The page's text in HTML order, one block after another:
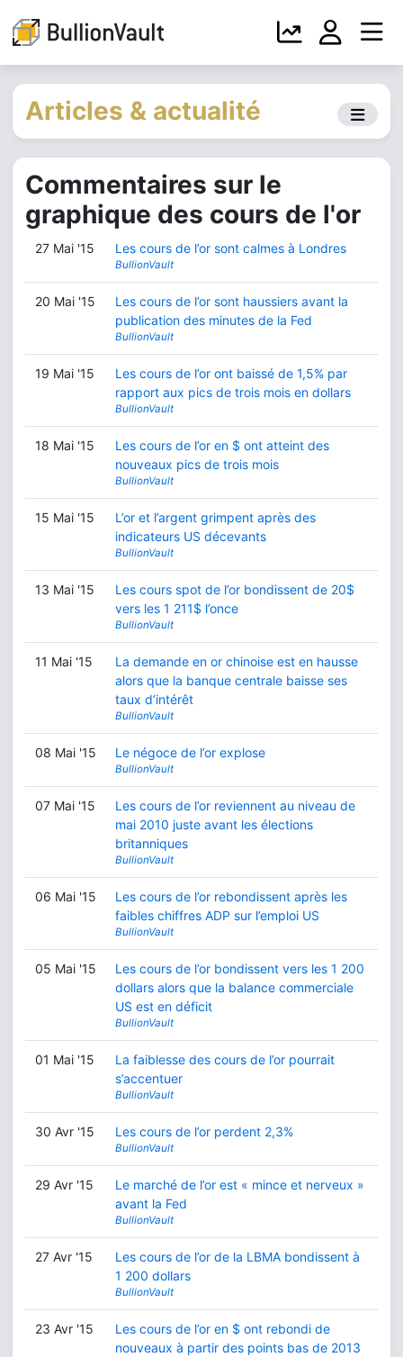
Articles & actualité
Commentaires sur le
graphique des cours de l'or
27 Mai '15 Les cours de l’or sont calmes à Londres
BullionVault
20 Mai '15
Les cours de l’or sont haussiers avant la
publication des minutes de la Fed
BullionVault
19 Mai '15
Les cours de l’or ont baissé de 1,5% par
rapport aux pics de trois mois en dollars
BullionVault
18 Mai '15
Les cours de l’or en $ ont atteint des
nouveaux pics de trois mois
BullionVault
15 Mai '15
L’or et l’argent grimpent après des
indicateurs US décevants
BullionVault
13 Mai '15
Les cours spot de l’or bondissent de 20$
vers les 1 211$ l’once
BullionVault
11 Mai '15
La demande en or chinoise est en hausse
alors que la banque centrale baisse ses
taux d’intérêt
BullionVault
08 Mai '15 Le négoce de l’or explose
BullionVault
07 Mai '15
Les cours de l’or reviennent au niveau de
mai 2010 juste avant les élections
britanniques
BullionVault
06 Mai '15
Les cours de l’or rebondissent après les
faibles chiffres ADP sur l’emploi US
BullionVault
05 Mai '15
Les cours de l’or bondissent vers les 1 200
dollars alors que la balance commerciale
US est en déficit
BullionVault
01 Mai '15
La faiblesse des cours de l’or pourrait
s’accentuer
BullionVault
30 Avr '15 Les cours de l’or perdent 2,3%
BullionVault
29 Avr '15
Le marché de l’or est « mince et nerveux »
avant la Fed
BullionVault
27 Avr '15
Les cours de l’or de la LBMA bondissent à
1 200 dollars
BullionVault
23 Avr '15
Les cours de l’or en $ ont rebondi de
nouveaux à partir des points bas de 2013